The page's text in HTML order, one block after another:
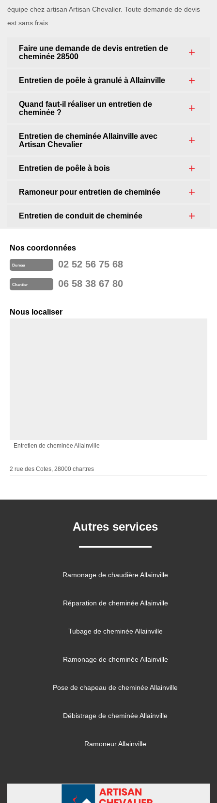
équipe chez artisan Artisan Chevalier. Toute demande de devis
est sans frais.
Faire une demande de devis entretien de
cheminée 28500
Entretien de poêle à granulé à Allainville
Quand faut-il réaliser un entretien de
cheminée ?
Entretien de cheminée Allainville avec
Artisan Chevalier
Entretien de poêle à bois
Ramoneur pour entretien de cheminée
Entretien de conduit de cheminée
Nos coordonnées
Bureau 02 52 56 75 68
Chantier 06 58 38 67 80
Nous localiser
Entretien de cheminée Allainville
2 rue des Cotes, 28000 chartres
Autres services
Ramonage de chaudière Allainville
Réparation de cheminée Allainville
Tubage de cheminée Allainville
Ramonage de cheminée Allainville
Pose de chapeau de cheminée Allainville
Débistrage de cheminée Allainville
Ramoneur Allainville